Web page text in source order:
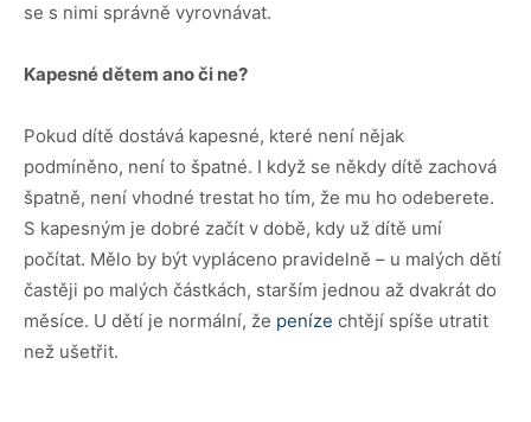
se s nimi správně vyrovnávat.
Kapesnédětem anoči ne?
Pokud dítě dostává kapesné, které není nějak
podmíněno, není to špatné. I když se někdy dítě zachová
špatně, není vhodné trestat ho tím, že mu ho odeberete.
S kapesným je dobré začít v době, kdy už dítě umí
počítat. Mělo by být vypláceno pravidelně – u malých dětí
častěji po malých částkách, starším jednou až dvakrát do
měsíce. U dětí je normální, že peníze chtějí spíše utratit
než ušetřit.